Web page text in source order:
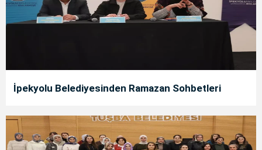
İpekyolu Belediyesinden Ramazan Sohbetleri